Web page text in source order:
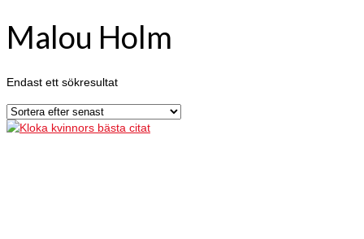
Malou Holm
Endast ett sökresultat